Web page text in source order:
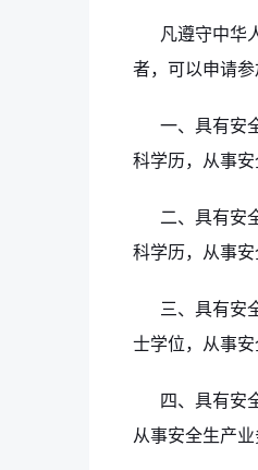
凡遵守中华
者，可以申请参
一、具有安
科学历，从事安
二、具有安
科学历，从事安
三、具有安
士学位，从事安
四、具有安
从事安全生产业